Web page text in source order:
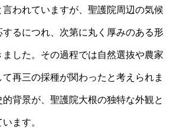
言われていますが、聖護院周辺の気候
るにつれ、次第に丸く厚みのある形
した。その過程では自然選抜や農家
再三の採種が関わったと考えられま
背景が、聖護院大根の独特な外観と
ます。